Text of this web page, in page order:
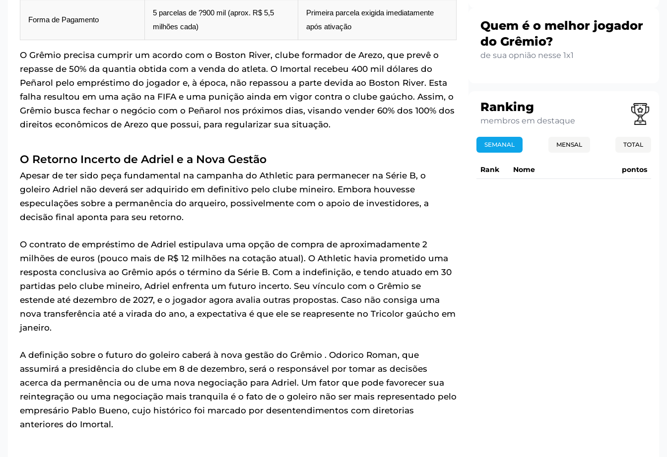
Forma de Pagamento
5 parcelas de ?900 mil (aprox. R$ 5,5
milhões cada)
Primeira parcela exigida imediatamente
após ativação
O Grêmio precisa cumprir um acordo com o Boston River, clube formador de Arezo, que prevê o
repasse de 50% da quantia obtida com a venda do atleta. O Imortal recebeu 400 mil dólares do
Peñarol pelo empréstimo do jogador e, à época, não repassou a parte devida ao Boston River. Esta
falha resultou em uma ação na FIFA e uma punição ainda em vigor contra o clube gaúcho. Assim, o
Grêmio busca fechar o negócio com o Peñarol nos próximos dias, visando vender 60% dos 100% dos
direitos econômicos de Arezo que possui, para regularizar sua situação.
O Retorno Incerto de Adriel e a Nova Gestão
Apesar de ter sido peça fundamental na campanha do Athletic para permanecer na Série B, o
goleiro Adriel não deverá ser adquirido em definitivo pelo clube mineiro. Embora houvesse
especulações sobre a permanência do arqueiro, possivelmente com o apoio de investidores, a
decisão final aponta para seu retorno.
O contrato de empréstimo de Adriel estipulava uma opção de compra de aproximadamente 2
milhões de euros (pouco mais de R$ 12 milhões na cotação atual). O Athletic havia prometido uma
resposta conclusiva ao Grêmio após o término da Série B. Com a indefinição, e tendo atuado em 30
partidas pelo clube mineiro, Adriel enfrenta um futuro incerto. Seu vínculo com o Grêmio se
estende até dezembro de 2027, e o jogador agora avalia outras propostas. Caso não consiga uma
nova transferência até a virada do ano, a expectativa é que ele se reapresente no Tricolor gaúcho em
janeiro.
A definição sobre o futuro do goleiro caberá à nova gestão do Grêmio . Odorico Roman, que
assumirá a presidência do clube em 8 de dezembro, será o responsável por tomar as decisões
acerca da permanência ou de uma nova negociação para Adriel. Um fator que pode favorecer sua
reintegração ou uma negociação mais tranquila é o fato de o goleiro não ser mais representado pelo
empresário Pablo Bueno, cujo histórico foi marcado por desentendimentos com diretorias
anteriores do Imortal.
Quem é o melhor jogador
do Grêmio?
de sua opnião nesse 1x1
Ranking
membros em destaque
SEMANAL MENSAL TOTAL
Rank Nome pontos